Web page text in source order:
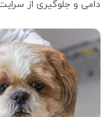
دامی و جلوگیری از